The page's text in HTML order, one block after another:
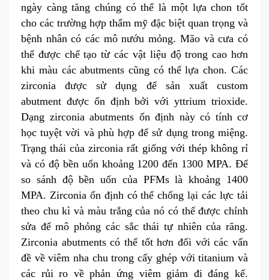
ngày càng tăng chúng có thể là một lựa chon tốt
cho các trường hợp thẩm mỹ đặc biệt quan trọng và
bệnh nhân có các mô nướu mỏng. Mão và cưa có
thể được chế tạo từ các vật liệu độ trong cao hơn
khi màu các abutments cũng có thể lựa chon. Các
zirconia được sử dụng để sản xuất custom
abutment được ổn định bởi với yttrium trioxide.
Dạng zirconia abutments ổn định này có tính cơ
học tuyệt vời và phù hợp để sử dụng trong miệng.
Trạng thái của zirconia rất giống với thép không rỉ
và có độ bền uốn khoảng 1200 đến 1300 MPA. Để
so sánh độ bền uốn của PFMs là khoảng 1400
MPA. Zirconia ổn định có thể chống lại các lực tải
theo chu kì và màu trắng của nó có thể được chỉnh
sửa để mô phỏng các sắc thái tự nhiên của răng.
Zirconia abutments có thể tốt hơn đối với các vấn
đề về viêm nha chu trong cấy ghép với titanium và
các rủi ro về phản ứng viêm giảm đi đáng kể.